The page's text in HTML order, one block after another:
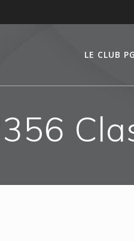
LE CLUB